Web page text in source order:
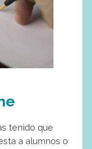
tenido que
a alumnos o